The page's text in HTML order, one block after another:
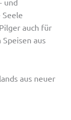
und
auch für
aus
aus neuer